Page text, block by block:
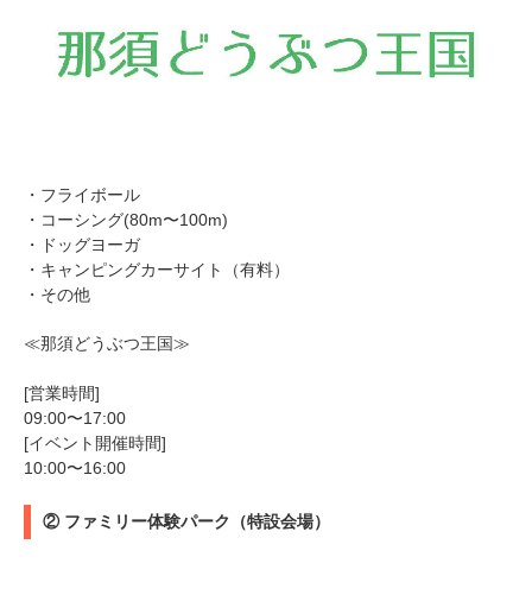
・フライボール
・コーシング(80m〜100m)
・ドッグヨーガ
・キャンピングカーサイト（有料）
・その他
≪那須どうぶつ王国≫
[営業時間]
09:00〜17:00
[イベント開催時間]
10:00〜16:00
② ファミリー体験パーク（特設会場）